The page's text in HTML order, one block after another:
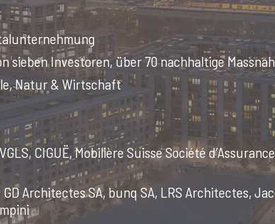
sieben Investoren, über 70 nachhaltige
Natur & Wirtschaft
CIGUË, Mobilière Suisse Société
Architectes SA, bunq SA, LRS Architectes,